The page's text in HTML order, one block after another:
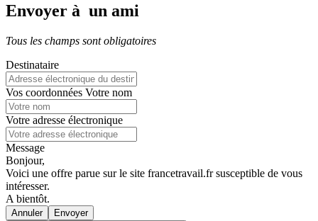
Envoyer à un ami
Tous les champs sont obligatoires
Destinataire
Vos coordonnées Votre nom
Votre adresse électronique
Message
Bonjour,
Voici une offre parue sur le site francetravail.fr susceptible de vous
intéresser.
A bientôt.
Annuler